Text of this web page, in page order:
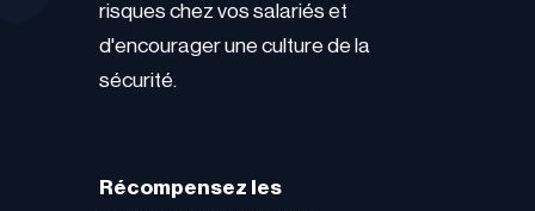
risques chez vos salariés et
d'encourager une culture de la
sécurité.
Récompensez les